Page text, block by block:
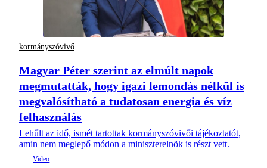
kormányszóvivő
Magyar Péter szerint az elmúlt napok
megmutatták, hogy igazi lemondás nélkül is
megvalósítható a tudatosan energia és víz
felhasználás
Lehűlt az idő, ismét tartottak kormányszóvivői tájékoztatót,
amin nem meglepő módon a miniszterelnök is részt vett.